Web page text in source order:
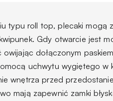
typu roll top, plecaki mogą
Gdy otwarcie jest
owijając dołączonym
uchwytu wygiętego w
wnętrza przed
mają zapewnić zamki